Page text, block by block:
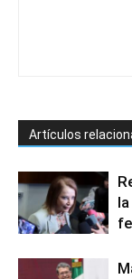
Artículos